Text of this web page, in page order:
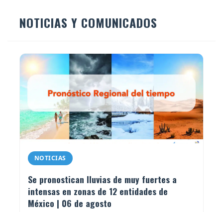
NOTICIAS Y COMUNICADOS
NOTICIAS
Se pronostican lluvias de muy fuertes a
intensas en zonas de 12 entidades de
México | 06 de agosto